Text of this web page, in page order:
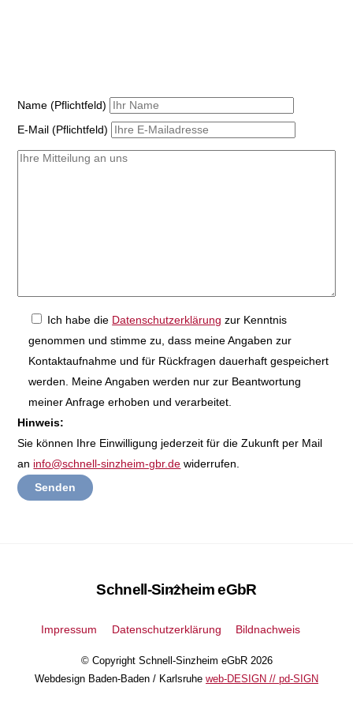
Bitte lasse dieses Feld leer.
Name (Pflichtfeld)
E-Mail (Pflichtfeld)
Ich habe die Datenschutzerklärung zur Kenntnis
genommen und stimme zu, dass meine Angaben zur
Kontaktaufnahme und für Rückfragen dauerhaft gespeichert
werden. Meine Angaben werden nur zur Beantwortung
meiner Anfrage erhoben und verarbeitet.
Hinweis:
Sie können Ihre Einwilligung jederzeit für die Zukunft per Mail
an info@schnell-sinzheim-gbr.de widerrufen.
Back
Top
Schnell-Sinzheim eGbR
Impressum Datenschutzerklärung Bildnachweis
© Copyright Schnell-Sinzheim eGbR 2026
Webdesign Baden-Baden / Karlsruhe web-DESIGN // pd-SIGN